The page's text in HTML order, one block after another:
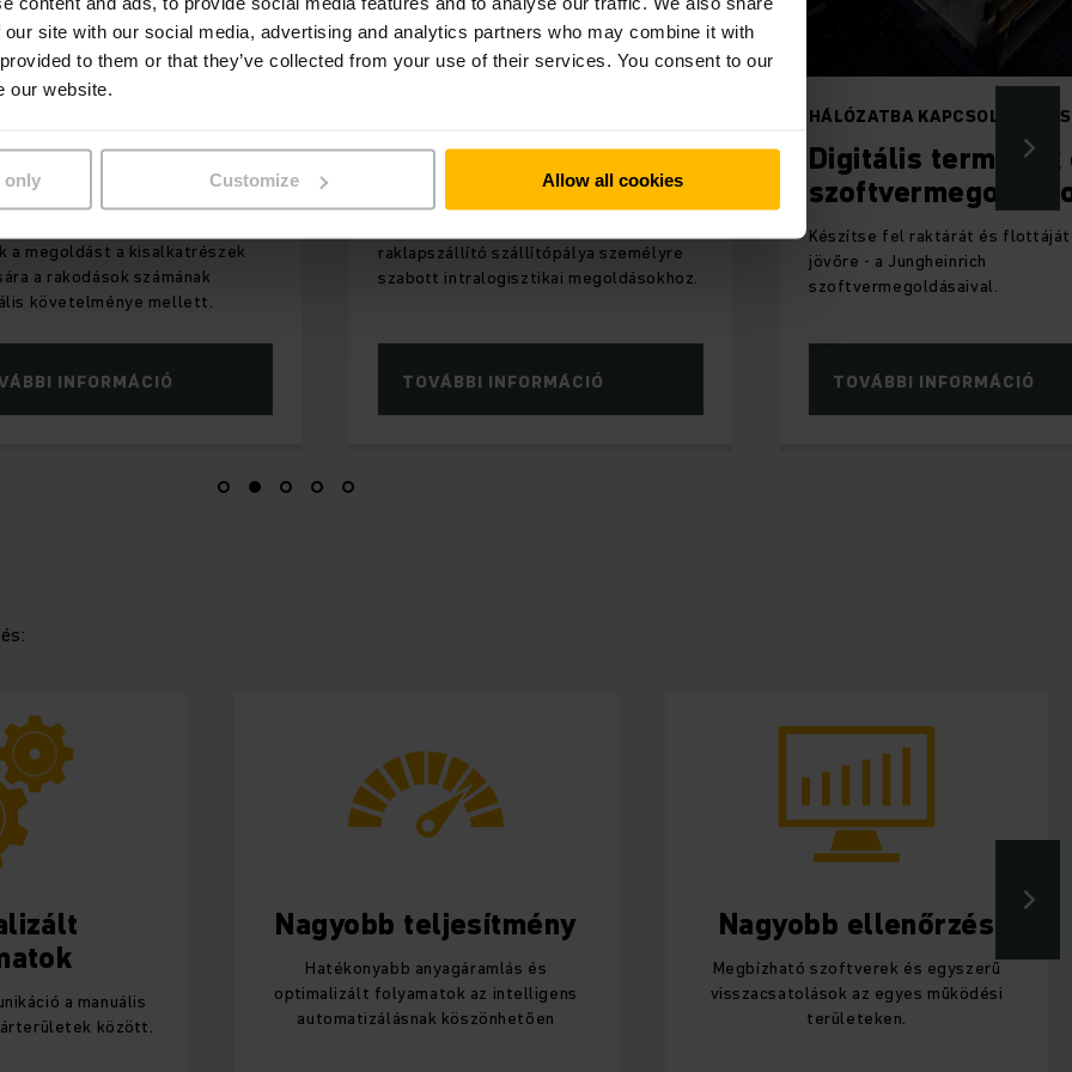
site with our social media, advertising and analytics partners who may combine it with
to them or that they’ve collected from your use of their services. You consent to our
our website.
only Customize Allow all cookies
kisalkatrészek
számának
mellett.
Raklap szállítópálya
A hatékonyság és a gazdaságosság
raklapszállító szállítópálya személyre
szabott intralogisztikai megoldásokhoz.
TOVÁBBI INFORMÁCIÓ
HÁLÓZATBA KAPCSOLT RENDSZEREK
Digitális termékek és
szoftvermegoldások
Készítse fel raktárát és flottáját a
jövőre - a Jungheinrich
szoftvermegoldásaival.
TOVÁBBI INFORMÁCIÓ
a manuális
között.
Nagyobb teljesítmény
Hatékonyabb anyagáramlás és
optimalizált folyamatok az intelligens
automatizálásnak köszönhetően
Nagyobb ellenőrzés
Megbízható szoftverek és egyszerű
visszacsatolások az egyes működési
területeken.